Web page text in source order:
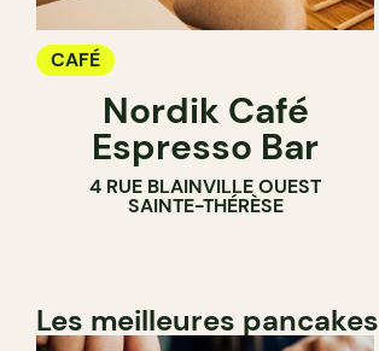
CAFÉ
Nordik Café
Espresso Bar
4 RUE BLAINVILLE OUEST
SAINTE-THÉRÈSE
Les meilleures pancakes